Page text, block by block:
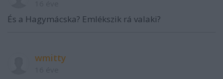
És a Hagymácska? Emlékszik rá valaki?
wmitty